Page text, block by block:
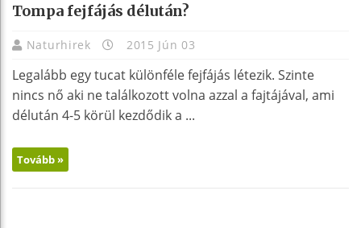
Tompa fejfájás délután?
Naturhirek 2015 Jún 03
Legalább egy tucat különféle fejfájás létezik. Szinte
nincs nő aki ne találkozott volna azzal a fajtájával, ami
délután 4-5 körül kezdődik a ...
Tovább »